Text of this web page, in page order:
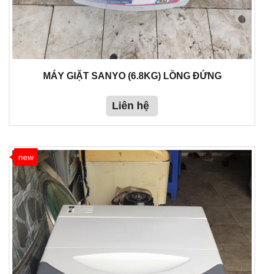
MÁY GIẶT SANYO (6.8KG) LỒNG ĐỨNG
Liên hệ
new